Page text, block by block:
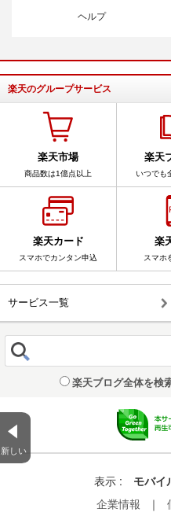
新しい
ヘルプ
楽天のグループサービス
楽天市場
商品数は1億点以上
楽天
いつでも
楽天カード
スマホでカンタン申込
楽
スマホ
サービス一覧
楽天ブログ全体を検
表示 : モバイ
企業情報
｜